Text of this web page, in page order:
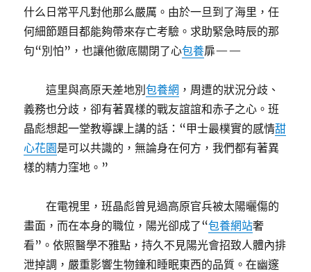
什么日常平凡對他那么嚴厲。由於一旦到了海里，任
何細節題目都能夠帶來存亡考驗。求助緊急時辰的那
句“別怕”，也讓他徹底關閉了心包養扉——
這里與高原天差地別包養網 ，周遭的狀況分歧、
義務也分歧，卻有著異樣的戰友誼誼和赤子之心。班
晶彪想起一堂教導課上講的話：“甲士最樸實的感情甜
心花園是可以共識的，無論身在何方，我們都有著異
樣的精力窪地。”
在電視里，班晶彪曾見過高原官兵被太陽曬傷的
畫面，而在本身的職位，陽光卻成了“包養網站奢
看”。依照醫學不雅點，持久不見陽光會招致人體內排
泄掉調，嚴重影響生物鐘和睡眠東西的品質。在幽邃